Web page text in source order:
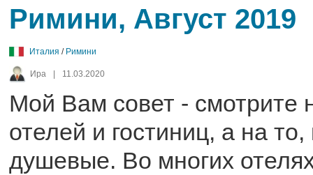
Римини, Август 2019
Италия / Римини
Ира 11.03.2020
Мой Вам совет - смотрите
отелей и гостиниц, а на то,
душевые. Во многих